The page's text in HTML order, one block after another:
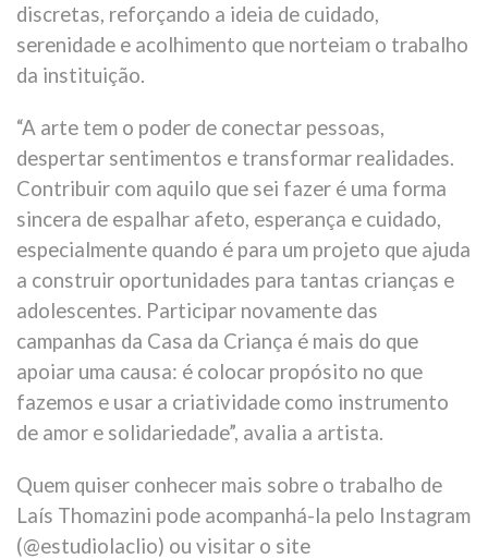
discretas, reforçando a ideia de cuidado,
serenidade e acolhimento que norteiam o trabalho
da instituição.
“A arte tem o poder de conectar pessoas,
despertar sentimentos e transformar realidades.
Contribuir com aquilo que sei fazer é uma forma
sincera de espalhar afeto, esperança e cuidado,
especialmente quando é para um projeto que ajuda
a construir oportunidades para tantas crianças e
adolescentes. Participar novamente das
campanhas da Casa da Criança é mais do que
apoiar uma causa: é colocar propósito no que
fazemos e usar a criatividade como instrumento
de amor e solidariedade”, avalia a artista.
Quem quiser conhecer mais sobre o trabalho de
Laís Thomazini pode acompanhá-la pelo Instagram
(@estudiolaclio) ou visitar o site